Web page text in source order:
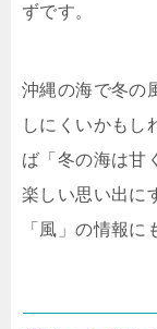
ずです。
沖縄の海で冬の
しにくいかもし
ば「冬の海は甘
楽しい思い出に
「風」の情報に